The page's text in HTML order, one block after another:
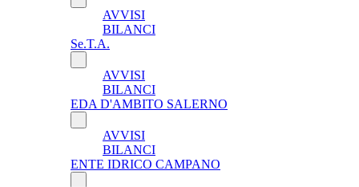
AVVISI
BILANCI
Se.T.A.
AVVISI
BILANCI
EDA D'AMBITO SALERNO
AVVISI
BILANCI
ENTE IDRICO CAMPANO